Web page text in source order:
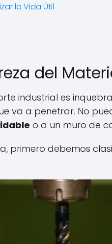
la Vida Útil
del
industrial es
va a penetrar. No
o a un muro de
primero debemos